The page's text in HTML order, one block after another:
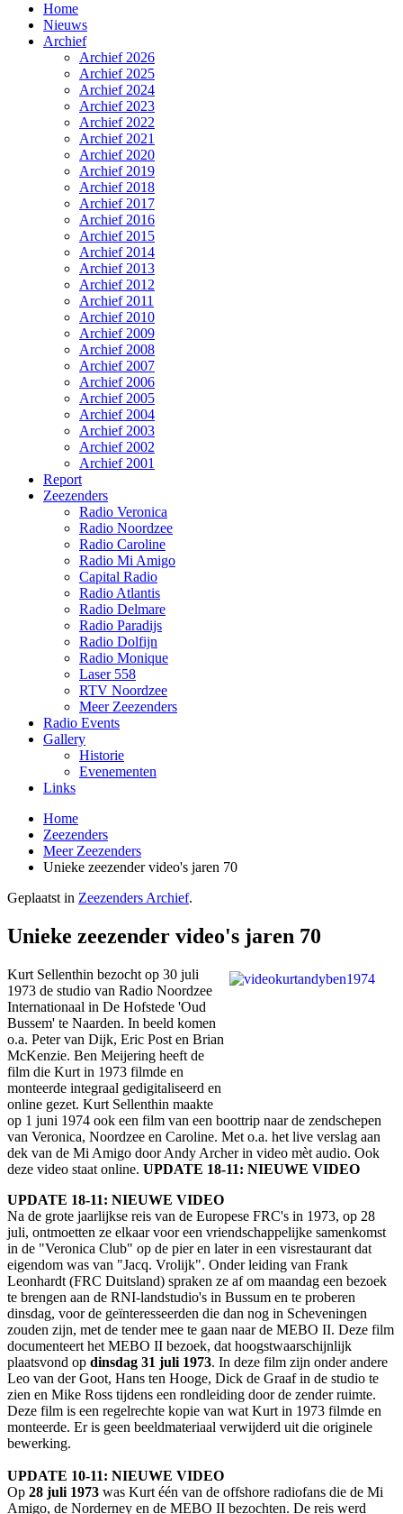
Home
Nieuws
Archief
Archief 2026
Archief 2025
Archief 2024
Archief 2023
Archief 2022
Archief 2021
Archief 2020
Archief 2019
Archief 2018
Archief 2017
Archief 2016
Archief 2015
Archief 2014
Archief 2013
Archief 2012
Archief 2011
Archief 2010
Archief 2009
Archief 2008
Archief 2007
Archief 2006
Archief 2005
Archief 2004
Archief 2003
Archief 2002
Archief 2001
Report
Zeezenders
Radio Veronica
Radio Noordzee
Radio Caroline
Radio Mi Amigo
Capital Radio
Radio Atlantis
Radio Delmare
Radio Paradijs
Radio Dolfijn
Radio Monique
Laser 558
RTV Noordzee
Meer Zeezenders
Radio Events
Gallery
Historie
Evenementen
Links
Home
Zeezenders
Meer Zeezenders
Unieke zeezender video's jaren 70
Geplaatst in Zeezenders Archief.
Unieke zeezender video's jaren 70
Kurt Sellenthin bezocht op 30 juli
1973 de studio van Radio Noordzee
Internationaal in De Hofstede 'Oud
Bussem' te Naarden. In beeld komen
o.a. Peter van Dijk, Eric Post en Brian
McKenzie. Ben Meijering heeft de
film die Kurt in 1973 filmde en
monteerde integraal gedigitaliseerd en
online gezet. Kurt Sellenthin maakte
op 1 juni 1974 ook een film van een boottrip naar de zendschepen
van Veronica, Noordzee en Caroline. Met o.a. het live verslag aan
dek van de Mi Amigo door Andy Archer in video mèt audio. Ook
deze video staat online. UPDATE 18-11: NIEUWE VIDEO
UPDATE 18-11: NIEUWE VIDEO
Na de grote jaarlijkse reis van de Europese FRC's in 1973, op 28
juli, ontmoetten ze elkaar voor een vriendschappelijke samenkomst
in de "Veronica Club" op de pier en later in een visrestaurant dat
eigendom was van "Jacq. Vrolijk". Onder leiding van Frank
Leonhardt (FRC Duitsland) spraken ze af om maandag een bezoek
te brengen aan de RNI-landstudio's in Bussum en te proberen
dinsdag, voor de geïnteresseerden die dan nog in Scheveningen
zouden zijn, met de tender mee te gaan naar de MEBO II. Deze film
documenteert het MEBO II bezoek, dat hoogstwaarschijnlijk
plaatsvond op dinsdag 31 juli 1973. In deze film zijn onder andere
Leo van der Goot, Hans ten Hooge, Dick de Graaf in de studio te
zien en Mike Ross tijdens een rondleiding door de zender ruimte.
Deze film is een regelrechte kopie van wat Kurt in 1973 filmde en
monteerde. Er is geen beeldmateriaal verwijderd uit die originele
bewerking.
UPDATE 10-11: NIEUWE VIDEO
Op 28 juli 1973 was Kurt één van de offshore radiofans die de Mi
Amigo, de Norderney en de MEBO II bezochten. De reis werd